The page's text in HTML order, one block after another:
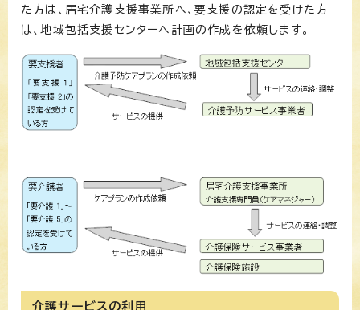
た方は、居宅介護支援事業所へ、要支援の認定を受けた方
は、地域包括支援センターへ計画の作成を依頼します。
介護サービスの利用